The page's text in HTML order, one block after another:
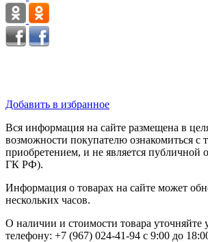
Добавить в избранное
Вся информация на сайте размещена в
возможности покупателю ознакомиться с
приобретением, и не является публичной
ГК РФ).
Информация о товарах на сайте может
нескольких часов.
О наличии и стоимости товара уточняйте
телефону: +7 (967) 024-41-94 с 9:00 до